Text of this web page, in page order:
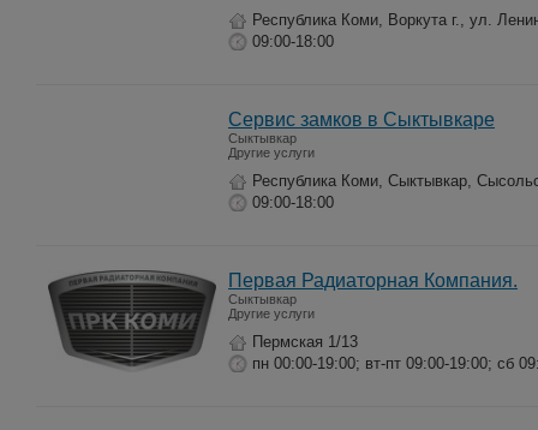
Республика Коми, Воркута г., ул.
09:00-18:00
Сервис замков в Сыктывкаре
Сыктывкар
Другие услуги
Республика Коми, Сыктывкар,
09:00-18:00
Первая Радиаторная Компания.
Сыктывкар
Другие услуги
Пермская 1/13
пн 00:00-19:00; вт-пт 09:00-19:00; сб